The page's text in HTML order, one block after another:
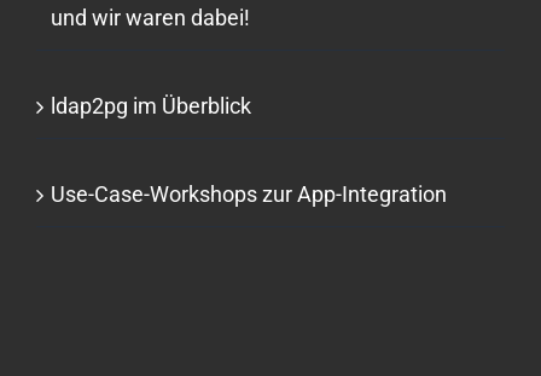
und wir waren dabei!
ldap2pg im Überblick
Use-Case-Workshops zur App-Integration